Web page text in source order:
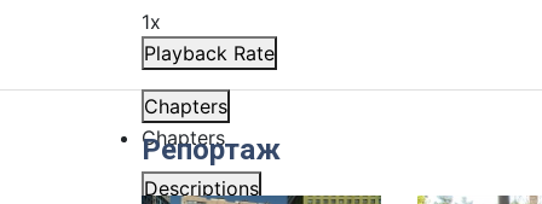
1x
Playback Rate
Chapters
Chapters
Descriptions
Репортаж